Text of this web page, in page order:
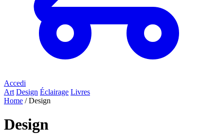
Accedi
Art Design Éclairage Livres
Home / Design
Design